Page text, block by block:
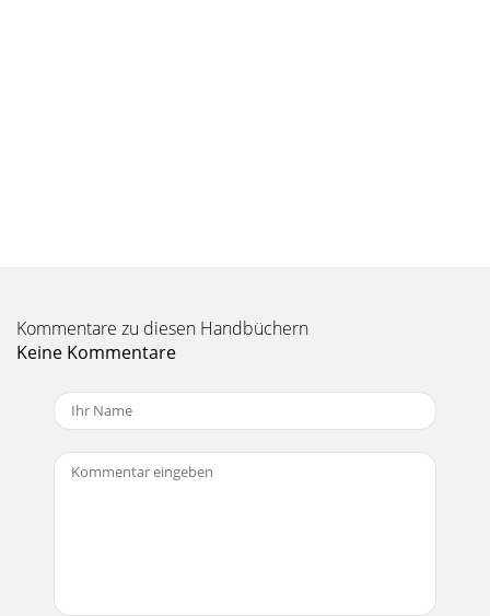
Kommentare zu diesen Handbüchern
Keine Kommentare